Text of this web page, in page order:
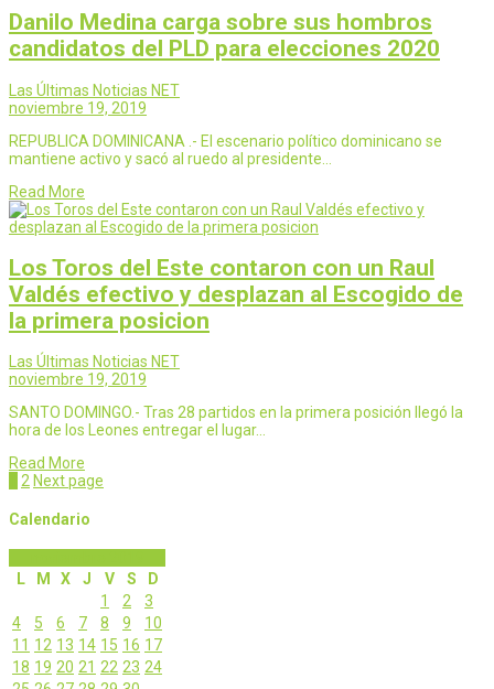
Danilo Medina carga sobre sus hombros
candidatos del PLD para elecciones 2020
Las Últimas Noticias NET
noviembre 19, 2019
REPUBLICA DOMINICANA .- El escenario político dominicano se
mantiene activo y sacó al ruedo al presidente…
Read More
Los Toros del Este contaron con un Raul
Valdés efectivo y desplazan al Escogido de
la primera posicion
Las Últimas Noticias NET
noviembre 19, 2019
SANTO DOMINGO.- Tras 28 partidos en la primera posición llegó la
hora de los Leones entregar el lugar…
Read More
Page
Page
2 Next page
Calendario
L
M X J V S
D
1
2
3
4
5 6 7 8 9
10
11 12 13 14 15 16 17
18 19 20 21 22 23 24